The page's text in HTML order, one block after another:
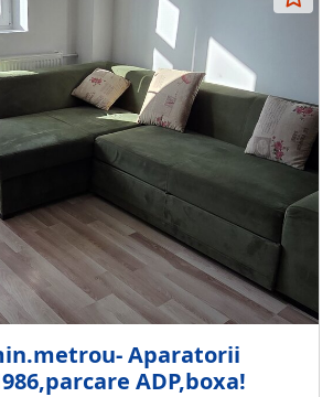
Aparatorii
ADP,boxa!